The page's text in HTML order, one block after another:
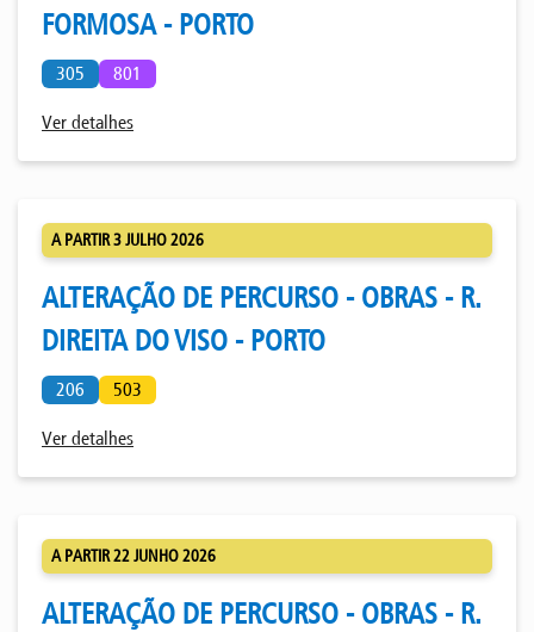
FORMOSA - PORTO
305 801
Ver detalhes
A PARTIR 3 JULHO 2026
ALTERAÇÃO DE PERCURSO - OBRAS - R.
DIREITA DO VISO - PORTO
206 503
Ver detalhes
A PARTIR 22 JUNHO 2026
ALTERAÇÃO DE PERCURSO - OBRAS - R.